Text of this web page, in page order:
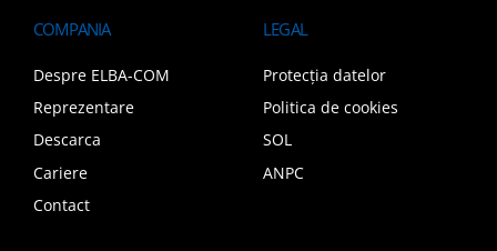
COMPANIA
Despre ELBA-COM
Reprezentare
Descarca
Cariere
Contact
LEGAL
Protecția datelor
Politica de cookies
SOL
ANPC